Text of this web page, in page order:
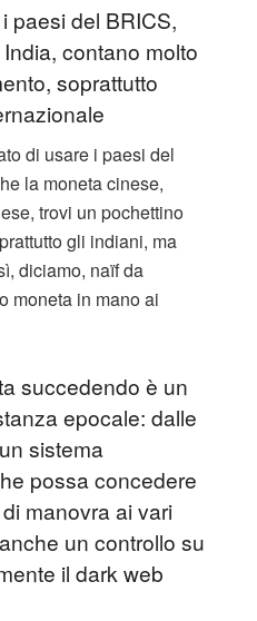
paesi del BRICS,
contano molto
soprattutto
di usare i paesi del
la moneta cinese,
trovi un pochettino
gli indiani, ma
diciamo, naïf da
moneta in mano ai
succedendo è un
epocale: dalle
sistema
possa concedere
manovra ai vari
un controllo su
il dark web